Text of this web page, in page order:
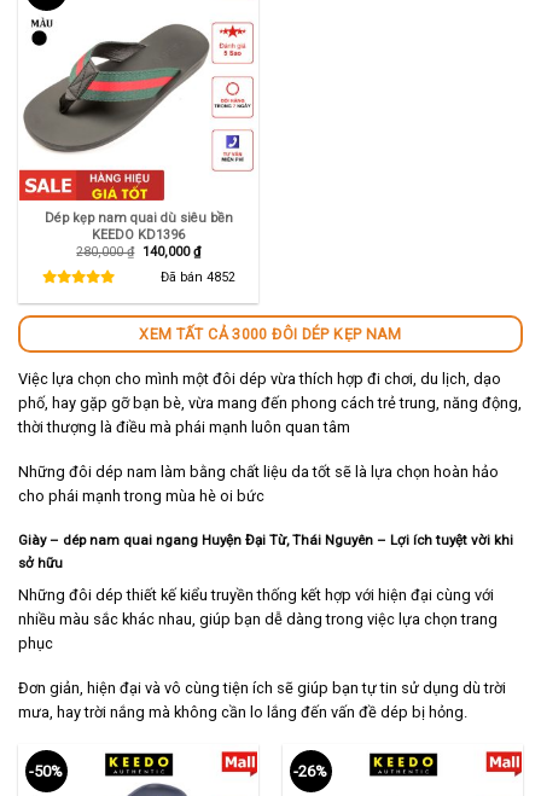
Dép kẹp nam quai dù siêu bền
KEEDO KD1396
280,000₫ Giá
140,000₫Giá
hiện
tại
Đã bán 4852
XEM TẤT CẢ 3000 ĐÔI DÉP KẸP NAM
Việc lựa chọn cho mình một đôi dép vừa thích hợp đi chơi, du lịch, dạo
phố, hay gặp gỡ bạn bè, vừa mang đến phong cách trẻ trung, năng động,
thời thượng là điều mà phái mạnh luôn quan tâm
Những đôi dép nam làm bằng chất liệu da tốt sẽ là lựa chọn hoàn hảo
cho phái mạnh trong mùa hè oi bức
Giày – dép nam quai ngang Huyện Đại Từ, Thái Nguyên – Lợi ích tuyệt vời khi
sở hữu
Những đôi dép thiết kế kiểu truyền thống kết hợp với hiện đại cùng với
nhiều màu sắc khác nhau, giúp bạn dễ dàng trong việc lựa chọn trang
phục
Đơn giản, hiện đại và vô cùng tiện ích sẽ giúp bạn tự tin sử dụng dù trời
mưa, hay trời nắng mà không cần lo lắng đến vấn đề dép bị hỏng.
-50% -26%